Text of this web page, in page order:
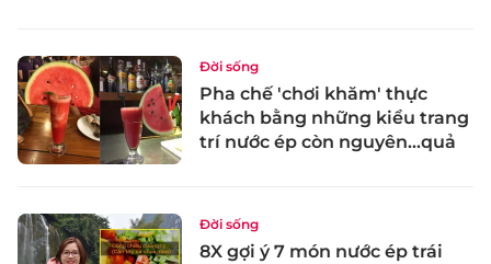
Đời sống
Pha chế 'chơi khăm' thực
khách bằng những kiểu trang
trí nước ép còn nguyên...quả
Đời sống
8X gợi ý 7 món nước ép trái